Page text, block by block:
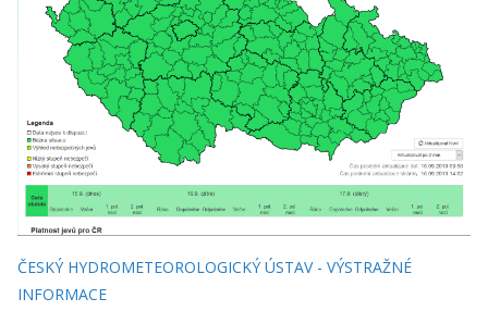
ČESKÝ HYDROMETEOROLOGICKÝ ÚSTAV - VÝSTRAŽNÉ
INFORMACE